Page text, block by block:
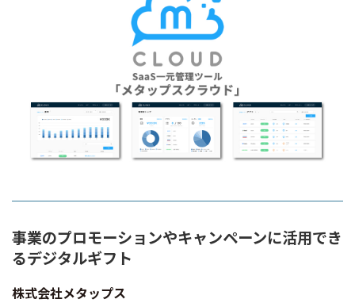
事業のプロモーションやキャンペーンに活用でき
るデジタルギフト
株式会社メタップス